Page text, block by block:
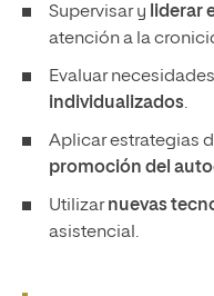
Supervisar y liderar
atención a la
Evaluar
individualizados.
Aplicar estrategias
promoción del
Utilizarnuevas
asistencial.